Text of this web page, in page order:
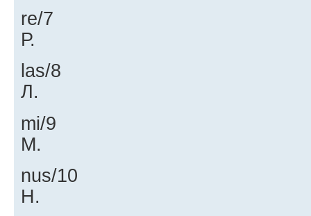
re/7
Р.
las/8
Л.
mi/9
М.
nus/10
Н.